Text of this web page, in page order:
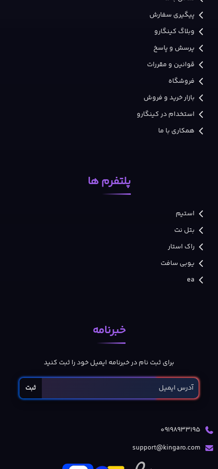
پیگیری سفارش
وبلاگ کینگارو
پرسش و پاسخ
قوانین و مقررات
فروشگاه
بازار خرید و فروش
استخدام در کینگارو
همکاری با ما
پلتفرم ها
استیم
بتل نت
راک استار
یوبی سافت
ea
خبرنامه
برای ثبت نام در خبرنامه ایمیل خود را ثبت کنید
ثبت
09198933195
support@kingaro.com